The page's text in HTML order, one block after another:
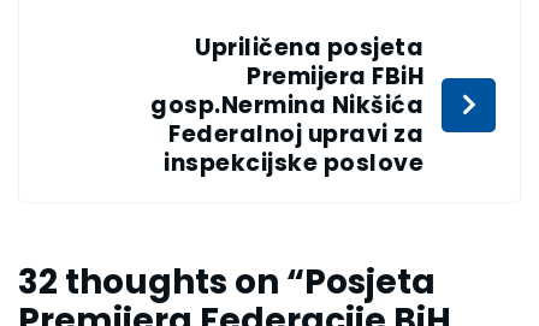
Upriličena posjeta
Premijera FBiH
gosp.Nermina Nikšića
Federalnoj upravi za
inspekcijske poslove
32 thoughts on “Posjeta